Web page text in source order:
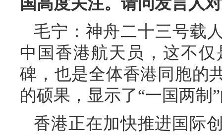
毛宁：神舟二十三号载
中国香港航天员，这不
碑，也是全体香港同胞的
的硕果，显示了“一国两制
香港正在加快推进国际